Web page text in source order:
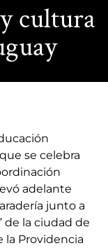
cultura
se celebra
adelante
junto a
de la ciudad de
la Providencia